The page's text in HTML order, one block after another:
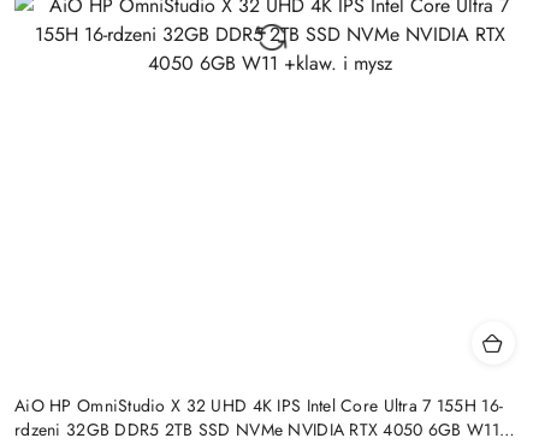
AiO HP OmniStudio X 32 UHD 4K IPS Intel Core Ultra 7 155H 16-
rdzeni 32GB DDR5 2TB SSD NVMe NVIDIA RTX 4050 6GB W11